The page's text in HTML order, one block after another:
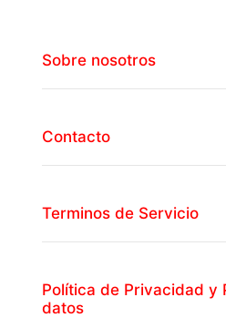
Sobre nosotros
Contacto
Terminos de Servicio
Política de Privacidad y
datos